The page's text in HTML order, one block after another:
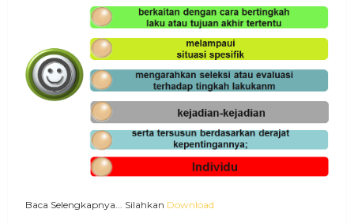
Baca Selengkapnya... Silahkan Download